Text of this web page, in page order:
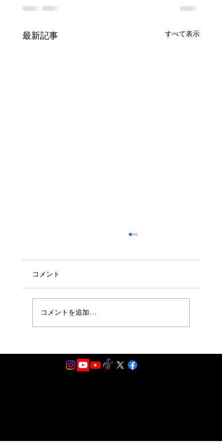
最新記事 すべて表示
ンダンスLIVE決定！！
コメント
コメントを追加…